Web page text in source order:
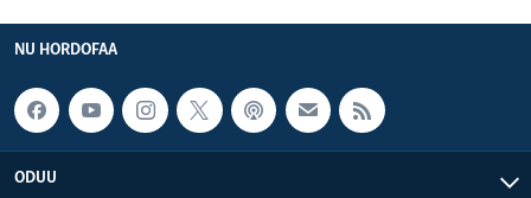
NU HORDOFAA
ODUU